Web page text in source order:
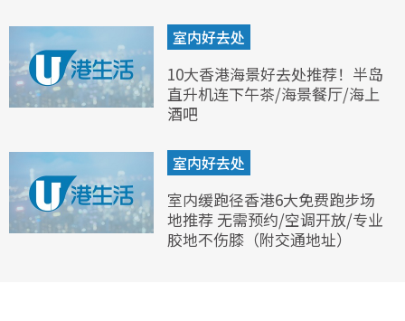
室内好去处
10大香港海景好去处推荐！半岛
直升机连下午茶/海景餐厅/海上
酒吧
室内好去处
室内缓跑径香港6大免费跑步场
地推荐 无需预约/空调开放/专业
胶地不伤膝（附交通地址）